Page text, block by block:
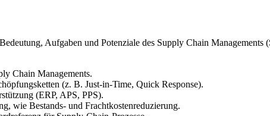
Aufgaben und Potenziale des Supply Chain
Chain Managements.
(z. B. Just-in-Time, Quick Response).
(ERP, APS, PPS).
wie Bestands- und Frachtkostenreduzierung.